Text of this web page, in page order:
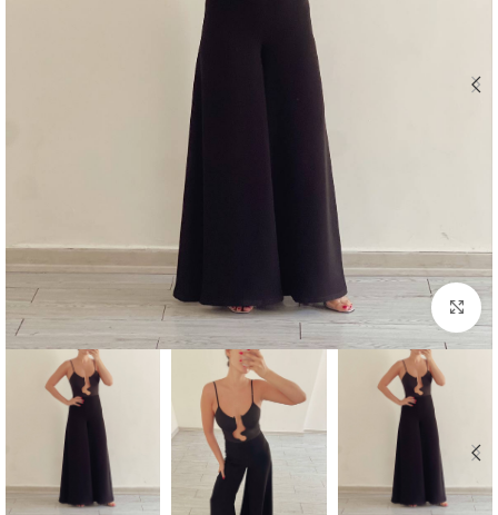
بزرگنمایی تصویر